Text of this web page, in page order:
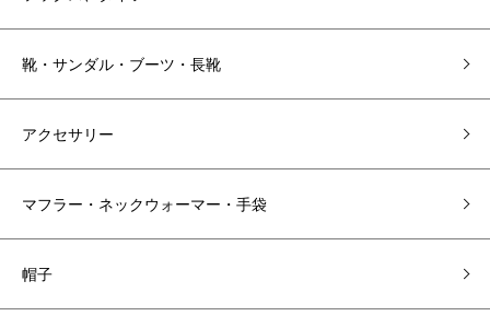
靴・サンダル・ブーツ・長靴
アクセサリー
マフラー・ネックウォーマー・手袋
帽子